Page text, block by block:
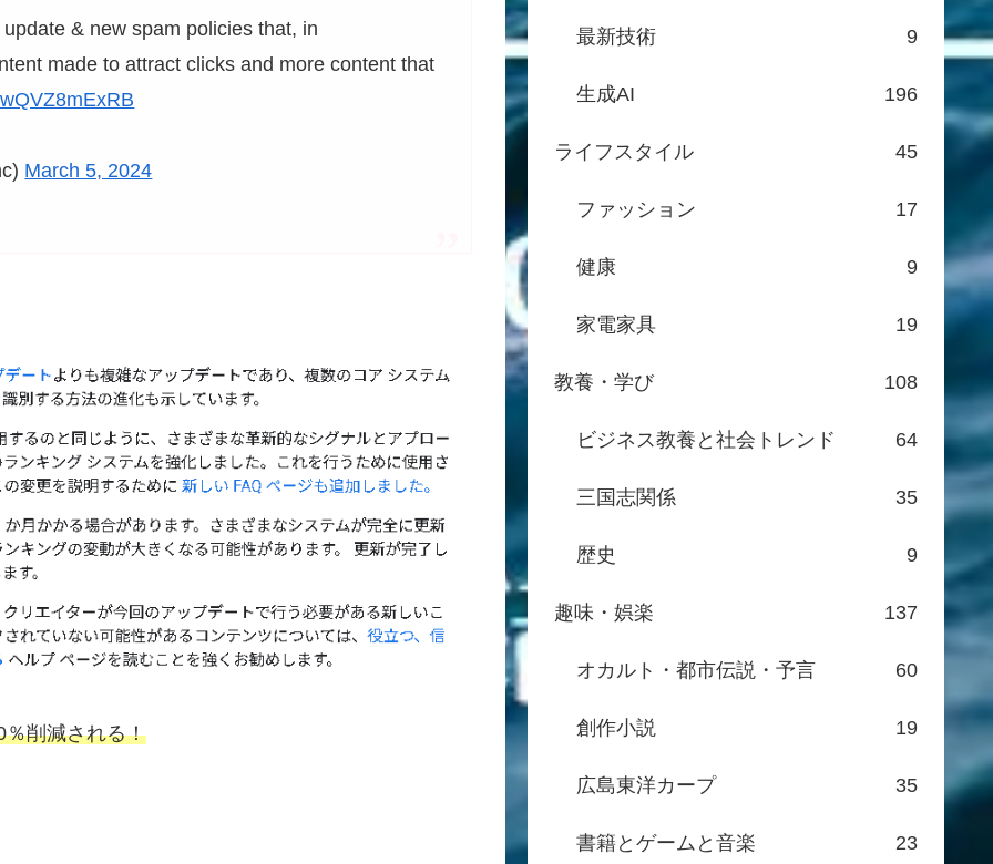
& new spam policies that, in
made to attract clicks and more content that
March 5, 2024
削減される！
最新技術 9
生成AI 196
ライフスタイル 45
ファッション 17
健康 9
家電家具 19
教養・学び 108
ビジネス教養と社会トレンド 64
三国志関係 35
歴史 9
趣味・娯楽 137
オカルト・都市伝説・予言 60
創作小説 19
広島東洋カープ 35
書籍とゲームと音楽 23